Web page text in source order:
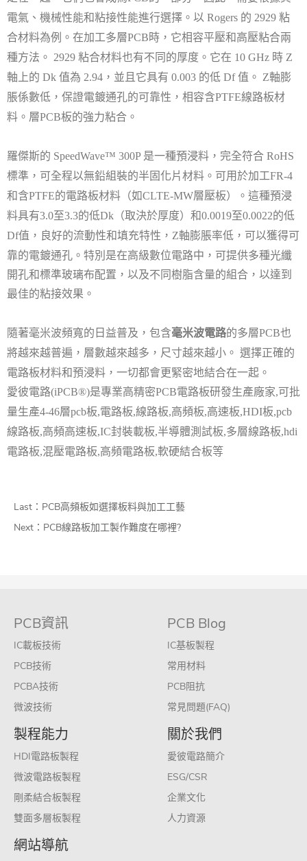
電氣、機械性能和粘接性能進行選擇。以 Rogers 的 2929 粘
合材料為例。在加工多層PCB時，它相容平壓和高壓粘合兩
種方法。 2929 粘合材料也有不同的厚度。它在 10 GHz 時 Z
軸上的 Dk 值為 2.94 ，並且它具有 0.003 的低 Df值。 Z軸膨
脹係數低，保證電鍍通孔的可靠性，相容含PTFE線路板材
料。層PCB板的強力粘合。
羅傑斯的 SpeedWave™ 300P 是一種預浸料，完全符合 RoHS
標準，可全程以無鉛組裝的半固化片材料。可用於加工FR-4
和含PTFE的電路板材料（如CLTE-MW層壓板）。這種預浸
料具有3.0至3.3的低Dk （取決於厚度）和0.0019至0.0022的低
Df值，良好的流動性和填充特性， Z軸膨脹率低，可以獲得可
靠的電鍍通孔。特別是在高級數位電路中，可提供多種光纖
開孔和標準玻璃布配置，以及不同樹脂含量的組合，以達到
最佳的粘接效果。
隨著毫米波頻寬的日益普及，包含毫米波電路的多層PCB也
將越來越普遍，層數越來越多，尺寸越來越小。 選擇正確的
電路板材料和預浸料，一切都會更緊密地結合在一起。
愛彼電路(iPCB®)是專業高精密PCB電路板研發生產廠家,可批
量生產4-46層pcb板,電路板,線路板,高頻板,高速板,HDI板,pcb
線路板,高頻高速板,IC封裝載板,半導體測試板,多層線路板,hdi
電路板,混壓電路板,高頻電路板,軟硬結合板等
Last： PCB高頻板如選擇板料與加工工藝
Next： PCB線路板加工製作難度在哪裡?
PCB資訊
IC載板技術
PCB技術
PCBA技術
微波技術
PCB Blog
IC基板製程
常用材料
PCB阻抗
常見問題(FAQ)
製程能力
HDI電路板製程
微波電路板製程
剛柔結合板製程
雙面多層板製程
關於我們
愛彼電路簡介
ESG/CSR
企業文化
人力資源
網站導航